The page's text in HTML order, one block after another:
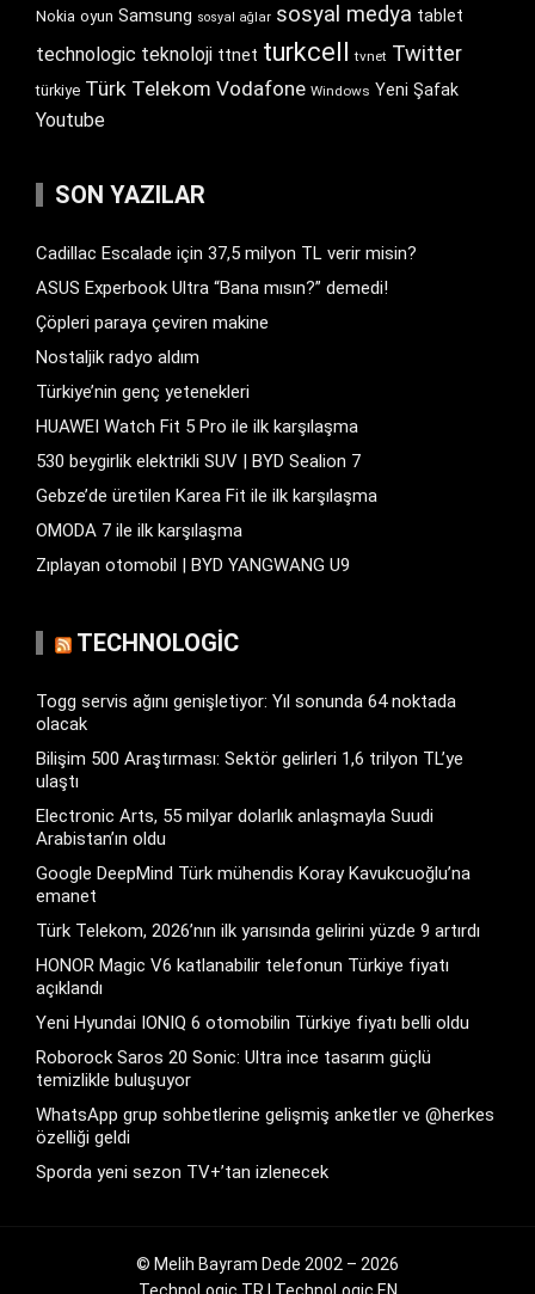
Nokia oyun Samsung sosyal ağlar sosyal medya tablet
technologic teknoloji ttnet turkcell tvnet Twitter
türkiye Türk Telekom Vodafone Windows Yeni Şafak
Youtube
SON YAZILAR
Cadillac Escalade için 37,5 milyon TL verir misin?
ASUS Experbook Ultra “Bana mısın?” demedi!
Çöpleri paraya çeviren makine
Nostaljik radyo aldım
Türkiye’nin genç yetenekleri
HUAWEI Watch Fit 5 Pro ile ilk karşılaşma
530 beygirlik elektrikli SUV | BYD Sealion 7
Gebze’de üretilen Karea Fit ile ilk karşılaşma
OMODA 7 ile ilk karşılaşma
Zıplayan otomobil | BYD YANGWANG U9
TECHNOLOGIC
Togg servis ağını genişletiyor: Yıl sonunda 64 noktada
olacak
Bilişim 500 Araştırması: Sektör gelirleri 1,6 trilyon TL’ye
ulaştı
Electronic Arts, 55 milyar dolarlık anlaşmayla Suudi
Arabistan’ın oldu
Google DeepMind Türk mühendis Koray Kavukcuoğlu’na
emanet
Türk Telekom, 2026’nın ilk yarısında gelirini yüzde 9 artırdı
HONOR Magic V6 katlanabilir telefonun Türkiye fiyatı
açıklandı
Yeni Hyundai IONIQ 6 otomobilin Türkiye fiyatı belli oldu
Roborock Saros 20 Sonic: Ultra ince tasarım güçlü
temizlikle buluşuyor
WhatsApp grup sohbetlerine gelişmiş anketler ve @herkes
özelliği geldi
Sporda yeni sezon TV+’tan izlenecek
© Melih Bayram Dede 2002 – 2026